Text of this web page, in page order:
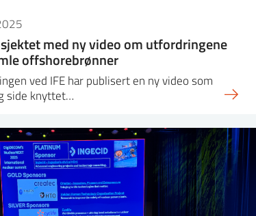
med ny video om utfordringene
offshorebrønner
ved IFE har publisert en ny video som
side knyttet…